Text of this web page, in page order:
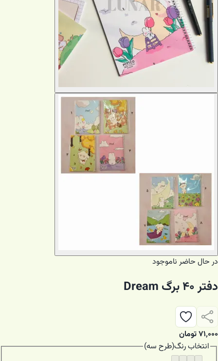
در حال حاضر ناموجود
دفتر ۴۰ برگ Dream
۷۱٬۰۰۰تومان
انتخابرنگ(طرح سه)